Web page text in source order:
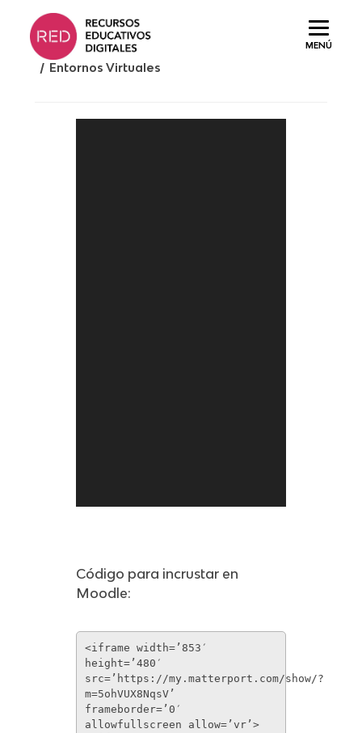
MENÚ
Saltar
contenido.
/ Entornos Virtuales
Código para incrustar en
Moodle:
<iframe width=’853′
height=’480′
src=’https://my.matterport.com/show/?
m=5ohVUX8NqsV’
frameborder=’0′
allowfullscreen allow=’vr’>